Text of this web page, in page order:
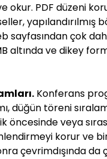
okur. PDF düzeni
yapılandırılmış
sayfasından çok
altında ve dikey
Konferans
düğün töreni
öncesinde veya
korur ve
çevrimdışında da